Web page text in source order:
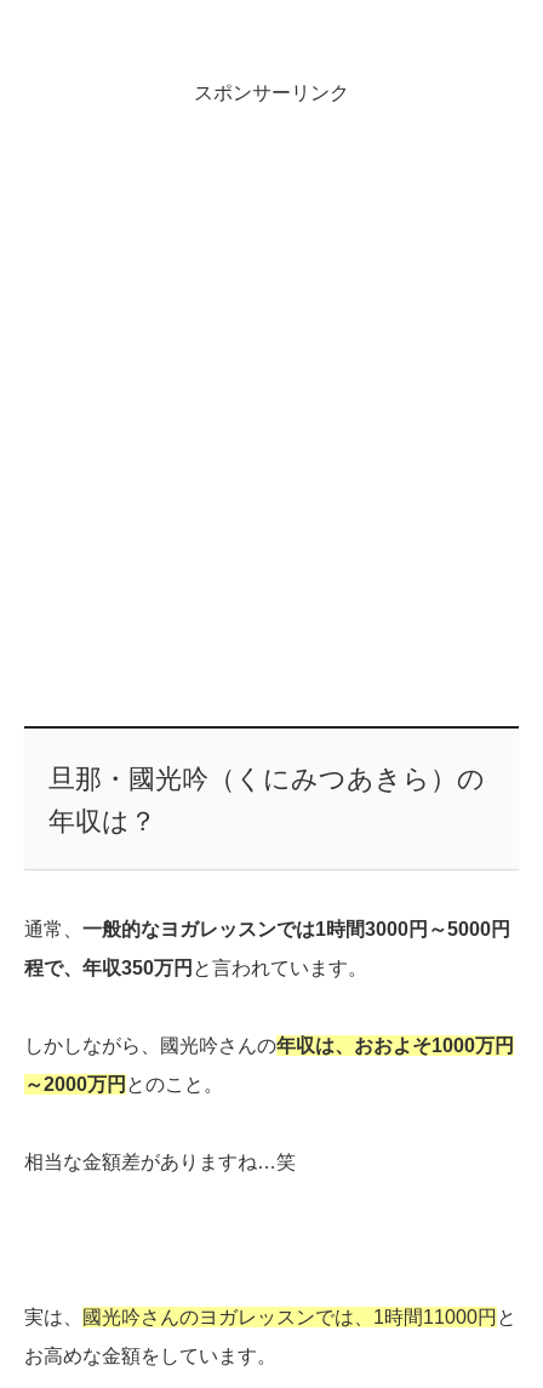
スポンサーリンク
旦那・國光吟（くにみつあきら）の
年収は？
通常、 一般的なヨガレッスンでは1時間3000円～5000円
程で、年収350万円 と言われています。
しかしながら、國光吟さんの年収は、おおよそ1000万円
～2000万円 とのこと。
相当な金額差がありますね…笑
実は、 國光吟さんのヨガレッスンでは、1時間11000円 と
お高めな金額をしています。